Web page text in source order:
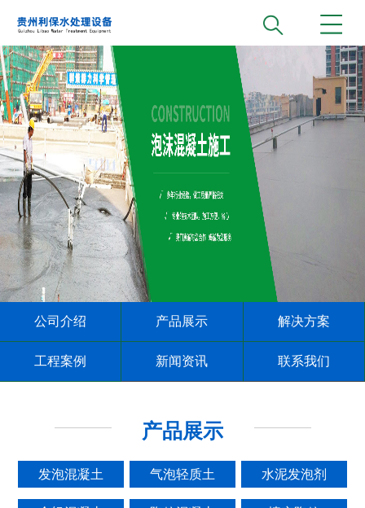
公司介绍 产品展示 解决方案
工程案例 新闻资讯 联系我们
产品展示
发泡混凝土 气泡轻质土 水泥发泡剂